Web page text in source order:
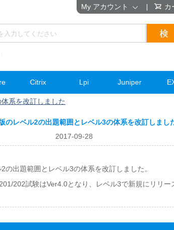
Citrix Lpi Juniper
系を改訂しました
のレベル2の出題範囲とレベル3の体系を改訂しまし
2017-09-28
出題範囲とレベル3の体系を改訂しました。
202試験はVer4.0となり、レベル3で新規にリリー
My アカウント | カ